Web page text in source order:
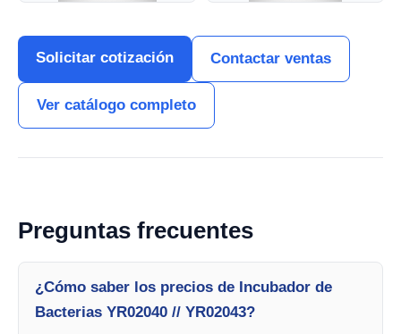
Solicitar cotización Contactar ventas
Ver catálogo completo
Preguntas frecuentes
¿Cómo saber los precios de Incubador de
Bacterias YR02040 // YR02043?